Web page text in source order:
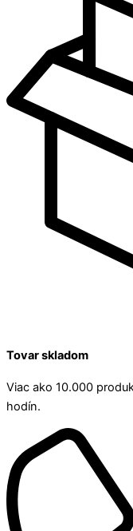
Tovar skladom
Viac ako 10.000
hodín.